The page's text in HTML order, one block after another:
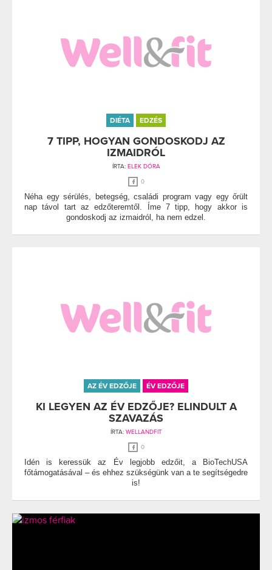
DIÉTA EDZÉS
7 TIPP, HOGYAN GONDOSKODJ AZ
IZMAIDRÓL
ÍRTA: ELEK DÓRA
0
Néha egy sérülés, betegség, családi program vagy egy őrült
nap távol tart az edzőteremtől. Íme 7 tipp, hogy akkor is
gondoskodj az izmaidról, ha nem edzel.
AZ ÉV EDZŐJE ÉV EDZŐJE
KI LEGYEN AZ ÉV EDZŐJE? ELINDULT A
SZAVAZÁS
ÍRTA: WELLANDFIT
0
Idén is keressük az Év legjobb edzőit, a BioTechUSA
főtámogatásával – és ehhez szükségünk van a te segítségedre
is!